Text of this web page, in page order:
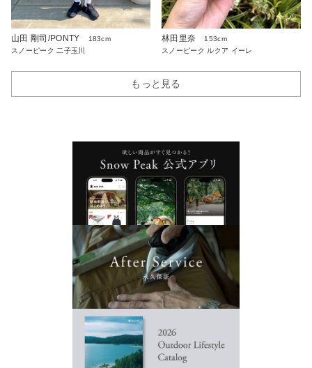
山田 剛司/PONTY
183cm
スノーピーク 二子玉川
林田里奈
153cm
スノーピーク ルクア イーレ
もっと見る